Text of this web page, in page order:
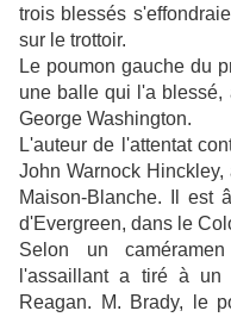
trois blessés
sur le trottoir.
Le poumon gauche du
une balle qui l'a blessé,
George Washington.
L'auteur de l'attentat
John Warnock
Maison-Blanche. Il est
d'Evergreen, dans le
Selon un
l'assaillant a tiré à
Reagan. M. Brady, le